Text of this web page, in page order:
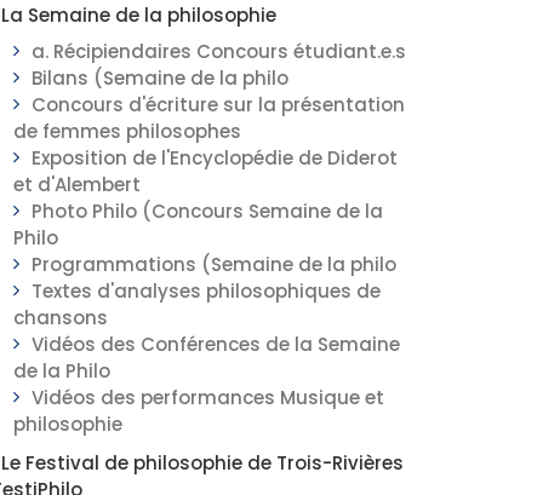
La Semaine de la philosophie
a. Récipiendaires Concours étudiant.e.s
Bilans (Semaine de la philo
Concours d'écriture sur la présentation
de femmes philosophes
Exposition de l'Encyclopédie de Diderot
et d'Alembert
Photo Philo (Concours Semaine de la
Philo
Programmations (Semaine de la philo
Textes d'analyses philosophiques de
chansons
Vidéos des Conférences de la Semaine
de la Philo
Vidéos des performances Musique et
philosophie
Le Festival de philosophie de Trois-Rivières